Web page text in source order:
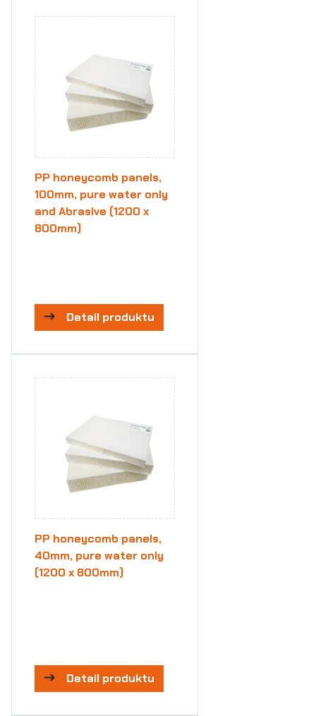
PP honeycomb panels,
100mm, pure water only
and Abrasive (1200 x
800mm)
Detail produktu
PP honeycomb panels,
40mm, pure water only
(1200 x 800mm)
Detail produktu